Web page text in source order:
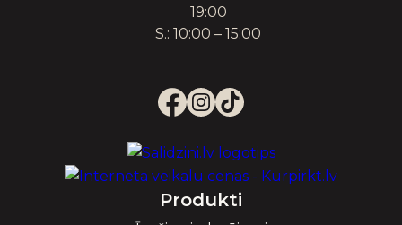
19:00
S.: 10:00 – 15:00
Produkti